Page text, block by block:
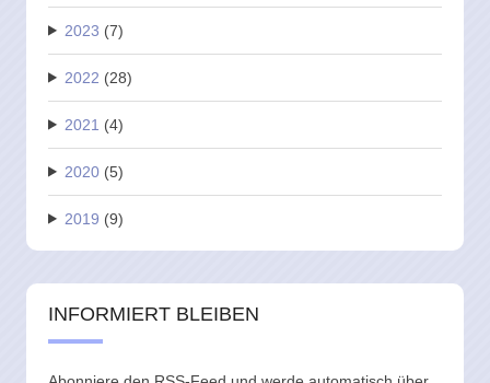
2023 (7)
2022 (28)
2021 (4)
2020 (5)
2019 (9)
INFORMIERT BLEIBEN